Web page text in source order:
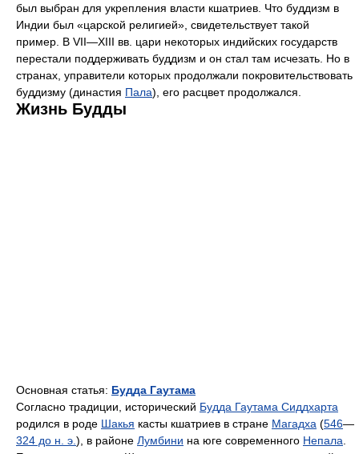
был выбран для укрепления власти кшатриев. Что буддизм в
Индии был «царской религией», свидетельствует такой
пример. В VII—XIII вв. цари некоторых индийских государств
перестали поддерживать буддизм и он стал там исчезать. Но в
странах, управители которых продолжали покровительство­вать
буддизму (династия Пала), его расцвет продолжался.
Жизнь Будды
Основная статья: Будда Гаутама
Согласно традиции, исторический Будда Гаутама Сиддхарта
родился в роде Шакья касты кшатриев в стране Магадха (546—
324 до н. э. ), в районе Лумбини на юге современного Непала